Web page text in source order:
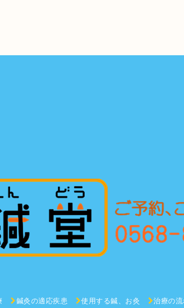
鍼灸の適応疾患 使用する鍼、お灸 治療の流